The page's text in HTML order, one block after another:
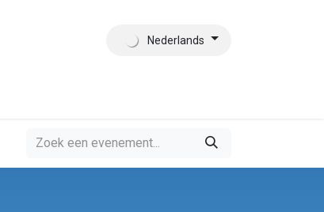
Nederlands